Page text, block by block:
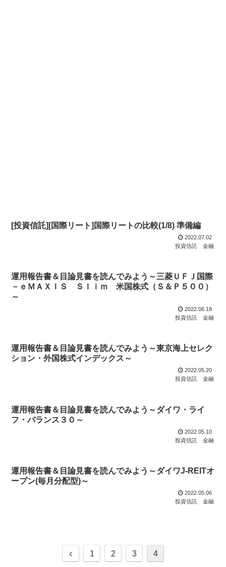
[投資信託][国際リート]国際リートの比較(1/8) 準備編
2022.07.02
投資信託
金融
運用報告書＆目論見書を読んでみよう～三菱ＵＦＪ国際
－ｅＭＡＸＩＳ Ｓｌｉｍ 米国株式（Ｓ＆Ｐ５００）
～
2022.06.18
投資信託
金融
運用報告書＆目論見書を読んでみよう～東京海上セレク
ション・外国株式インデックス～
2022.05.20
投資信託
金融
運用報告書＆目論見書を読んでみよう～ダイワ・ライ
フ・バランス３０～
2022.05.10
投資信託
金融
運用報告書＆目論見書を読んでみよう～ダイワJ-REITオ
ープン(毎月分配型)～
2022.05.06
投資信託
金融
1 2 3 4